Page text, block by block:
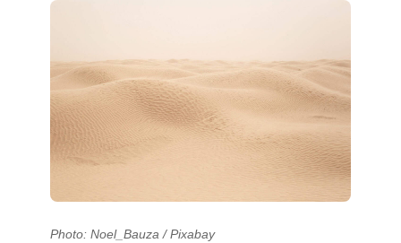
Photo: Noel_Bauza / Pixabay